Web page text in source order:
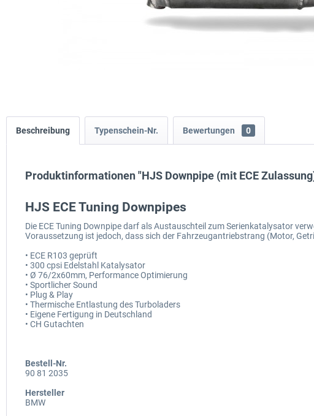
Beschreibung Typenschein-Nr. Bewertungen 0
Produktinformationen "HJS Downpipe (mit ECE
HJS ECE Tuning Downpipes
Die ECE Tuning Downpipe darf als Austauschteil zum Serienkatalysator
Voraussetzung ist jedoch, dass sich der Fahrzeugantriebstrang (Motor,
• ECE R103 geprüft
• 300 cpsi Edelstahl Katalysator
• Ø 76/2x60mm, Performance Optimierung
• Sportlicher Sound
• Plug & Play
• Thermische Entlastung des Turboladers
• Eigene Fertigung in Deutschland
• CH Gutachten
Bestell-Nr.
90 81 2035
Hersteller
BMW